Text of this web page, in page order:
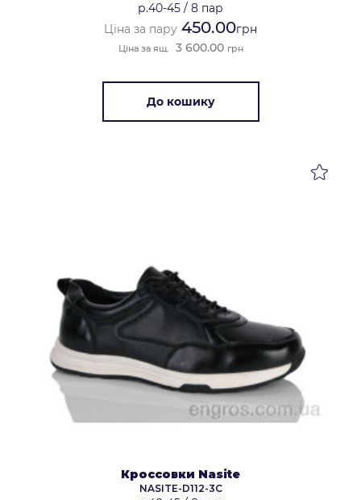
р.40-45 / 8 пар
Ціна за пару 450.00грн
Ціна за ящ. 3 600.00 грн
До кошику
Кроссовки Nasite
NASITE-D112-3C